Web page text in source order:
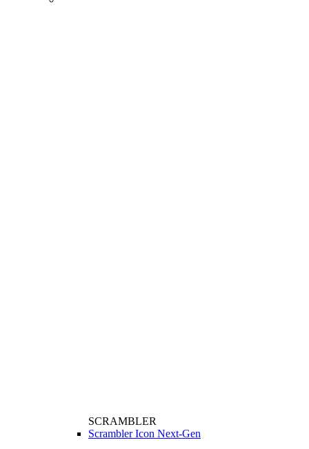
SCRAMBLER
Scrambler Icon Next-Gen